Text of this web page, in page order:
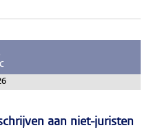
aan niet-juristen